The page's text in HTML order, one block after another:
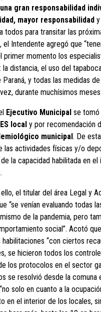
gran responsabilidad
mayor responsabilidad
todos para transitar las
el Intendente agregó que
primer momento los
la distancia, el uso del
y todas las medidas
durante muchísimos meses
Ejecutivo Municipal se tomó
local y por recomendación
municipal. De
las actividades físicas y/o
la capacidad habilitada en
el titular del área Legal y
“se venían evaluando todas
de la pandemia, pero
social”. Acotó
“con ciertos
se hicieron todos los
los protocolos en el sector
se resolvió desde la comuna
solo en cuanto a la
en el interior de los locales,